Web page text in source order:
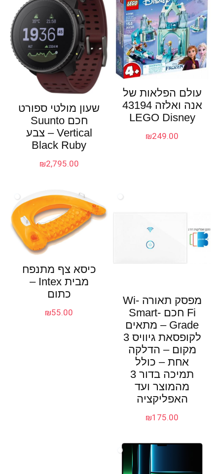
עולם הפלאות של
אנה ואלזה 43194
LEGO Disney
₪249.00
שעון מולטי ספורט
חכם Suunto
Vertical – צבע
Black Ruby
₪2,795.00
מפסק תאורה Wi-
Fi חכם Smart-
Grade – מתאים
לקופסאת גיוויס 3
מקום – הדלקה
אחת – כולל
תמיכה בדור 3
מהמוצר ועד
האפליקציה
₪175.00
כיסא צף מתנפח
מבית Intex –
כתום
₪55.00